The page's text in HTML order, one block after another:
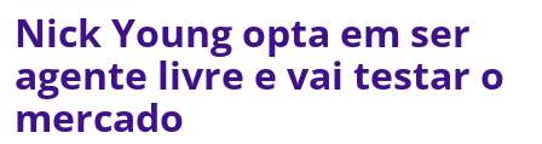
Nick Young opta em ser
agente livre e vai testar o
mercado